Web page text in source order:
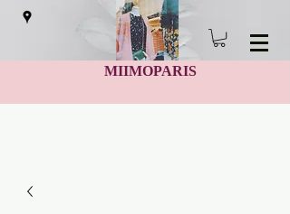
MIIMOPARIS